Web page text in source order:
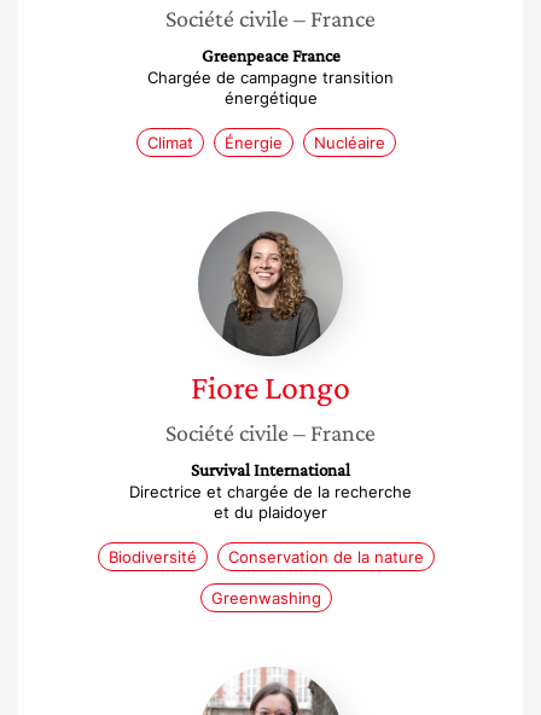
Société civile – France
Greenpeace France
Chargée de campagne transition
énergétique
Climat Énergie Nucléaire
Fiore
Longo
FioreLongo
Société civile – France
Survival International
Directrice et chargée de la recherche
et du plaidoyer
Biodiversité Conservation de la nature
Greenwashing
Célia
Poncelin